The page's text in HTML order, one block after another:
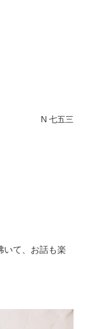
N 七五三
いて、お話も楽